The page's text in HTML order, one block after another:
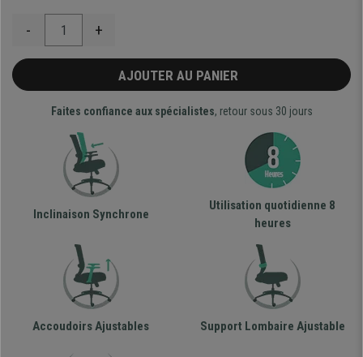
- +
AJOUTER AU PANIER
Faites confiance aux spécialistes, retour sous 30 jours
Inclinaison Synchrone
Utilisation quotidienne 8
heures
Accoudoirs Ajustables Support Lombaire Ajustable